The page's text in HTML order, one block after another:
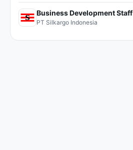
Business Development Staff
PT Silkargo Indonesia